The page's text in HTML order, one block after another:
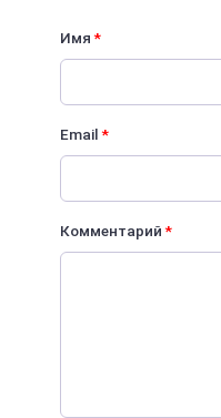
Имя*
Email*
Комментарий*